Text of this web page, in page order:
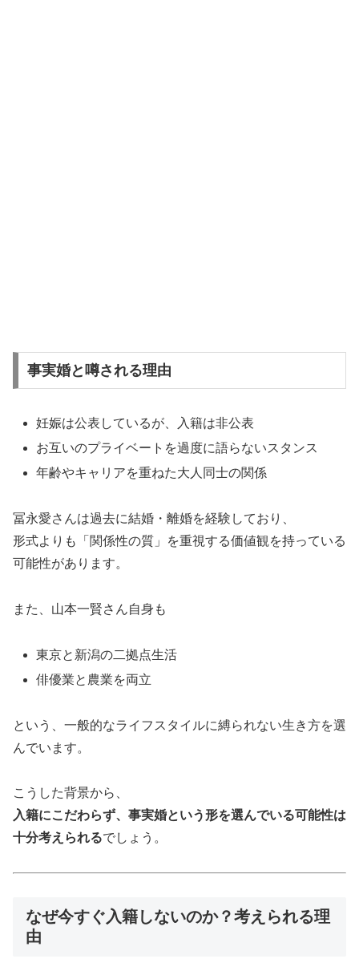
事実婚と噂される理由
妊娠は公表しているが、入籍は非公表
お互いのプライベートを過度に語らないスタンス
年齢やキャリアを重ねた大人同士の関係
冨永愛さんは過去に結婚・離婚を経験しており、
形式よりも「関係性の質」を重視する価値観を持っている
可能性があります。
また、山本一賢さん自身も
東京と新潟の二拠点生活
俳優業と農業を両立
という、一般的なライフスタイルに縛られない生き方を選
んでいます。
こうした背景から、
入籍にこだわらず、事実婚という形を選んでいる可能性は
十分考えられるでしょう。
なぜ今すぐ入籍しないのか？考えられる理
由